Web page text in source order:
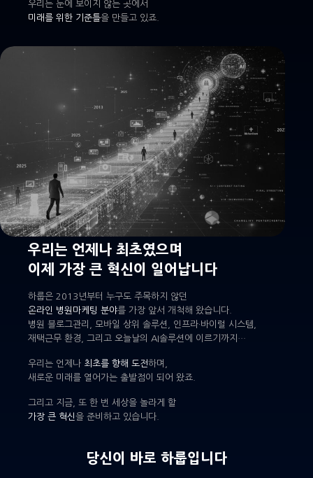
우리는 눈에 보이지 않는 곳에서
미래를 위한 기준틀을 만들고 있죠.
우리는 언제나 최초였으며
이제 가장 큰 혁신이 일어납니다
하룹은 2013년부터 누구도 주목하지 않던
온라인 병원마케팅 분야를 가장 앞서 개척해 왔습니다.
병원 블로그관리, 모바일 상위 솔루션, 인프라·바이럴 시스템,
재택근무 환경, 그리고 오늘날의 AI솔루션에 이르기까지…
우리는 언제나 최초를 향해 도전하며,
새로운 미래를 열어가는 출발점이 되어 왔죠.
그리고 지금, 또 한 번 세상을 놀라게 할
가장 큰 혁신을 준비하고 있습니다.
당신이 바로 하룹입니다